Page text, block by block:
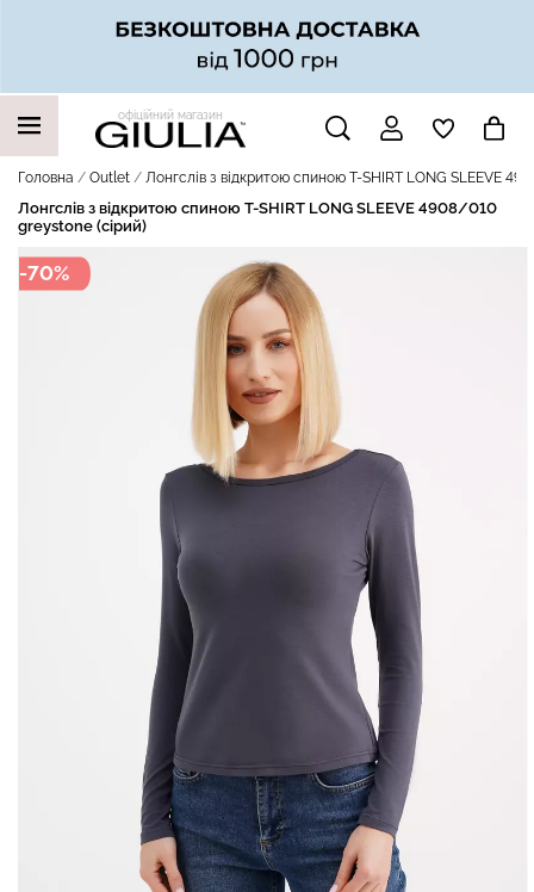
офіційний магазин
Головна Outlet Лонгслів з відкритою спиною T-SHIRT LONG SLEEVE
Лонгслів з відкритою спиною T-SHIRT LONG SLEEVE 4908/010
greystone (сірий)
-70%
НАШІ ТРЕНДОВІ ТОВАРИ
Безшовні легінси з
мікрофібри LEGGINGS 02
789 грн.
Безшовні бразиліана з
легкою корекцією
BRASILIAN SHAPEWEAR
black (чорний) Giulia
369 грн.